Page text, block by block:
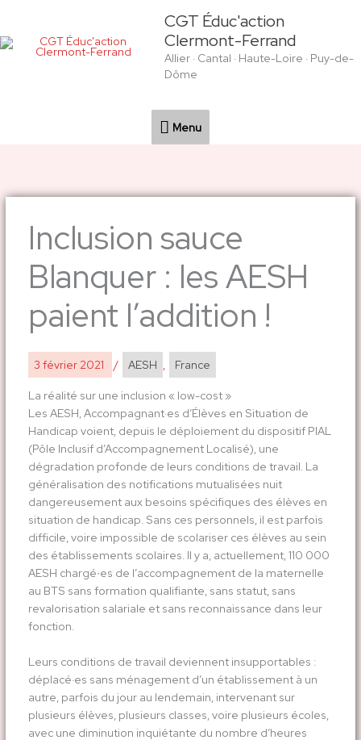
contenu
CGT Éduc'action
Clermont-Ferrand
Allier · Cantal · Haute-Loire · Puy-de-
Dôme
Menu
Menu
Inclusion sauce
Blanquer : les AESH
paient l’addition !
3 février 2021 / AESH , France
La réalité sur une inclusion « low-cost »
Les AESH, Accompagnant·es d’Élèves en Situation de
Handicap voient, depuis le déploiement du dispositif PIAL
(Pôle Inclusif d’Accompagnement Localisé), une
dégradation profonde de leurs conditions de travail. La
généralisation des notifications mutualisées nuit
dangereusement aux besoins spécifiques des élèves en
situation de handicap. Sans ces personnels, il est parfois
difficile, voire impossible de scolariser ces élèves au sein
des établissements scolaires. Il y a, actuellement, 110 000
AESH chargé∙es de l’accompagnement de la maternelle
au BTS sans formation qualifiante, sans statut, sans
revalorisation salariale et sans reconnaissance dans leur
fonction.
Leurs conditions de travail deviennent insupportables :
déplacé·es sans ménagement d’un établissement à un
autre, parfois du jour au lendemain, intervenant sur
plusieurs élèves, plusieurs classes, voire plusieurs écoles,
avec une diminution inquiétante du nombre d’heures